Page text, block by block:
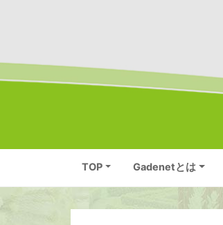
TOP Gadenetとは